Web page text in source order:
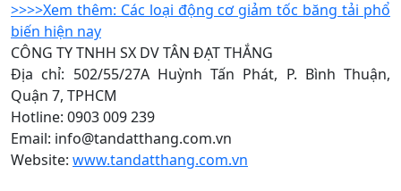
>>>>Xem thêm: Các loại động cơ giảm tốc băng tải phổ
biến hiện nay
CÔNG TY TNHH SX DV TÂN ĐẠT THẮNG
Địa chỉ: 502/55/27A Huỳnh Tấn Phát, P. Bình Thuận,
Quận 7, TPHCM
Hotline: 0903 009 239
Email: info@tandatthang.com.vn
Website: www.tandatthang.com.vn